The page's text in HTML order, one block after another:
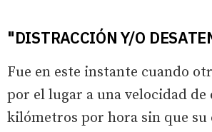
"DISTRACCIÓN Y/O
Fue en este instante cuando
por el lugar a una velocidad de
kilómetros por hora sin que su